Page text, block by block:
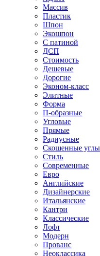
Массив
Пластик
Шпон
Экошпон
С патиной
ДСП
Стоимость
Дешевые
Дорогие
Эконом-класс
Элитные
Форма
П-образные
Угловые
Прямые
Радиусные
Скошенные углы
Стиль
Современные
Евро
Английские
Дизайнерские
Итальянские
Кантри
Классические
Лофт
Модерн
Прованс
Неоклассика